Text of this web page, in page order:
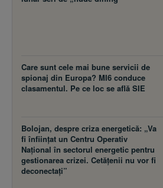
Care sunt cele mai bune servicii de
spionaj din Europa? MI6 conduce
clasamentul. Pe ce loc se află SIE
Bolojan, despre criza energetică: „Va
fi înființat un Centru Operativ
Național în sectorul energetic pentru
gestionarea crizei. Cetățenii nu vor fi
deconectați”